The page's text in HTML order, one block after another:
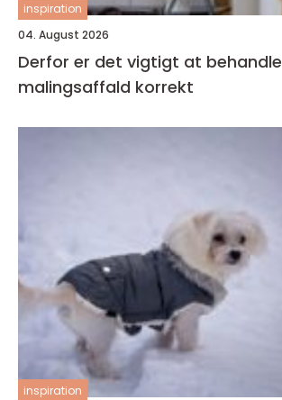
inspiration
04. August 2026
Derfor er det vigtigt at behandle
malingsaffald korrekt
inspiration